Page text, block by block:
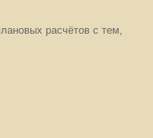
расчётов с тем,